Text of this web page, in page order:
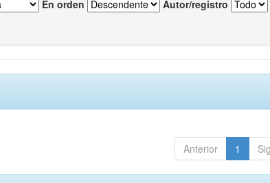
En orden Autor/registro
Anterior 1